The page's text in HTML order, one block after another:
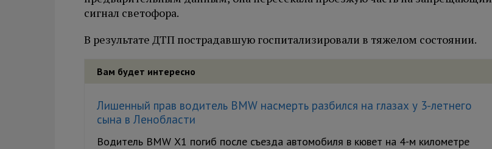
сигнал светофора.
В результате ДТП пострадавшую госпитализировали в тяжелом состоянии.
Вам будет интересно
Лишенный прав водитель BMW насмерть разбился на глазах у 3-летнего
сына в Ленобласти
Водитель BMW X1 погиб после съезда автомобиля в кювет на 4-м километре